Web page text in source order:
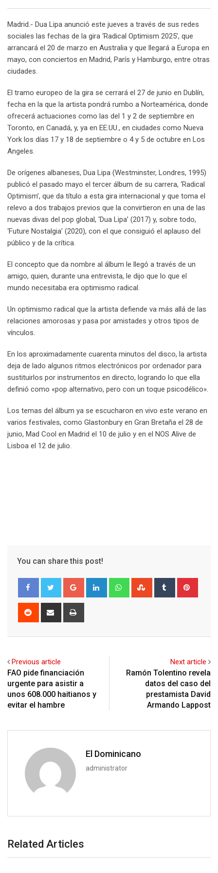
Madrid.- Dua Lipa anunció este jueves a través de sus redes
sociales las fechas de la gira ‘Radical Optimism 2025’, que
arrancará el 20 de marzo en Australia y que llegará a Europa en
mayo, con conciertos en Madrid, París y Hamburgo, entre otras
ciudades.
El tramo europeo de la gira se cerrará el 27 de junio en Dublín,
fecha en la que la artista pondrá rumbo a Norteamérica, donde
ofrecerá actuaciones como las del 1 y 2 de septiembre en
Toronto, en Canadá, y, ya en EE.UU., en ciudades como Nueva
York los días 17 y 18 de septiembre o 4 y 5 de octubre en Los
Angeles.
De orígenes albaneses, Dua Lipa (Westminster, Londres, 1995)
publicó el pasado mayo el tercer álbum de su carrera, ‘Radical
Optimism’, que da título a esta gira internacional y que toma el
relevo a dos trabajos previos que la convirtieron en una de las
nuevas divas del pop global, ‘Dua Lipa’ (2017) y, sobre todo,
‘Future Nostalgia’ (2020), con el que consiguió el aplauso del
público y de la crítica.
El concepto que da nombre al álbum le llegó a través de un
amigo, quien, durante una entrevista, le dijo que lo que el
mundo necesitaba era optimismo radical.
Un optimismo radical que la artista defiende va más allá de las
relaciones amorosas y pasa por amistades y otros tipos de
vínculos.
En los aproximadamente cuarenta minutos del disco, la artista
deja de lado algunos ritmos electrónicos por ordenador para
sustituirlos por instrumentos en directo, logrando lo que ella
definió como «pop alternativo, pero con un toque psicodélico».
Los temas del álbum ya se escucharon en vivo este verano en
varios festivales, como Glastonbury en Gran Bretaña el 28 de
junio, Mad Cool en Madrid el 10 de julio y en el NOS Alive de
Lisboa el 12 de julio.
You can share this post!
Google+ LinkedIn WhatsappStumbleUpon
Tumblr
Reddit
Share
Previous article
FAO pide financiación
urgente para asistir a
unos 608.000 haitianos y
evitar el hambre
Next article
Ramón Tolentino revela
datos del caso del
prestamista David
Armando Lappost
El Dominicano
administrator
Related Articles